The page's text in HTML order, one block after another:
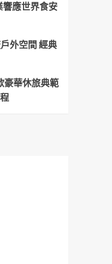
應世界食安
外空間 經典
豪華休旅典範